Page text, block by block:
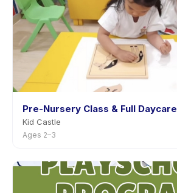
Pre-Nursery Class & Full Daycare
Kid Castle
Ages 2–3